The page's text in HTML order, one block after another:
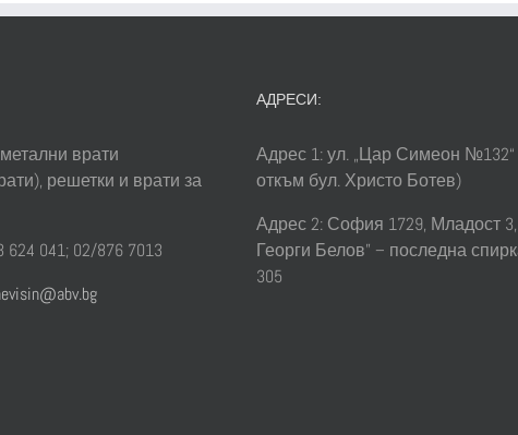
врати
решетки и врати за
041; 02/876 7013
АДРЕСИ:
Адрес 1: ул. „Цар Симеон №132“
откъм бул. Христо Ботев)
Адрес 2: София 1729, Младост 3,
Георги Белов” – последна
305